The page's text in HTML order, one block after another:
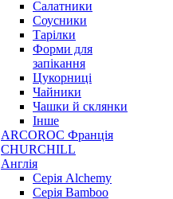
Салатники
Соусники
Тарілки
Форми для
запікання
Цукорниці
Чайники
Чашки й склянки
Інше
ARCOROC Франція
CHURCHILL
Англія
Серія Alchemy
Серія Bamboo